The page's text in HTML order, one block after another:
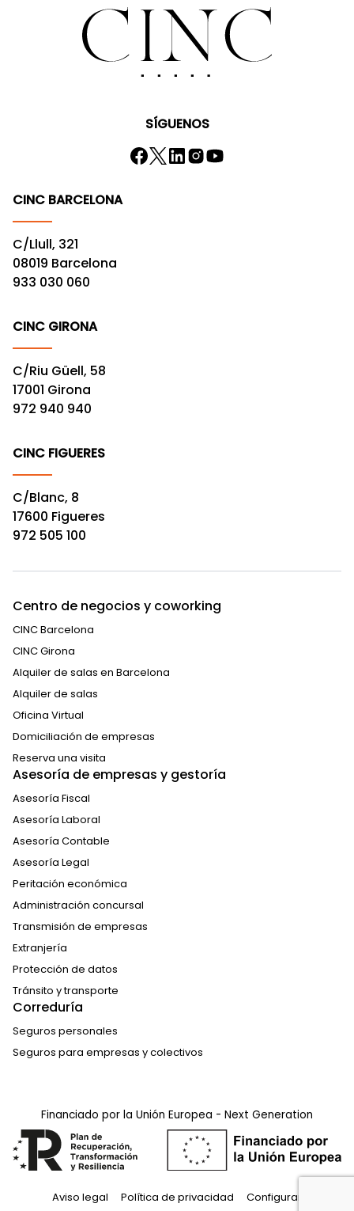
SÍGUENOS
CINC BARCELONA
C/Llull, 321
08019 Barcelona
933 030 060
CINC GIRONA
C/Riu Güell, 58
17001 Girona
972 940 940
CINC FIGUERES
C/Blanc, 8
17600 Figueres
972 505 100
Centro de negocios y coworking
CINC Barcelona
CINC Girona
Alquiler de salas en Barcelona
Alquiler de salas
Oficina Virtual
Domiciliación de empresas
Reserva una visita
Asesoría de empresas y gestoría
Asesoría Fiscal
Asesoría Laboral
Asesoría Contable
Asesoría Legal
Peritación económica
Administración concursal
Transmisión de empresas
Extranjería
Protección de datos
Tránsito y transporte
Correduría
Seguros personales
Seguros para empresas y colectivos
Financiado por la Unión Europea - Next Generation
Aviso legal Política de privacidad Configurar